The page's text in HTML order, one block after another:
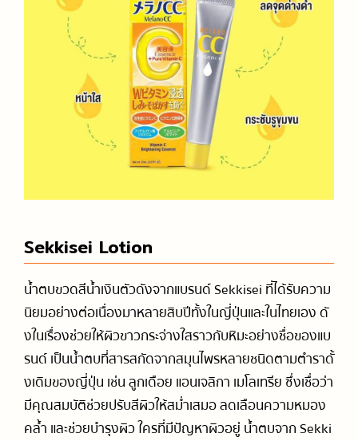
Sekkisei Lotion
น้ำตบขวดสีน้ำเงินตัวดังจากแบรนด์ Sekkisei ที่ได้รับความ
นิยมอย่างต่อเนื่องมาหลายสิบปีทั้งในญี่ปุ่นและในไทยเอง ดั
งในเรื่องช่วยให้ผิวขาวกระจ่างใสราวกับหิมะอย่างชื่อของแบ
รนด์ เป็นน้ำตบที่สารสกัดจากสมุนไพรหลายชนิดตามตำราดั้
งเดิมของญี่ปุ่น เช่น ลูกเดือย แอนเจลิกา เมโลเทรีย ซึ่งเชื่อว่า
มีคุณสมบัติช่วยปรับสีผิวให้สม่ำเสมอ ลดเลือนความหมอง
คล้ำ และช่วยบำรุงผิว ใครที่มีปัญหาผิวอยู่ น้ำตบจาก Sekki